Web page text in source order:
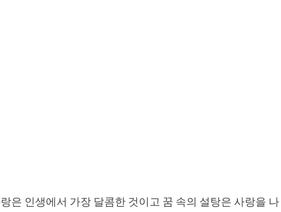
은 인생에서 가장 달콤한 것이고 꿈 속의 설탕은 사랑을 나